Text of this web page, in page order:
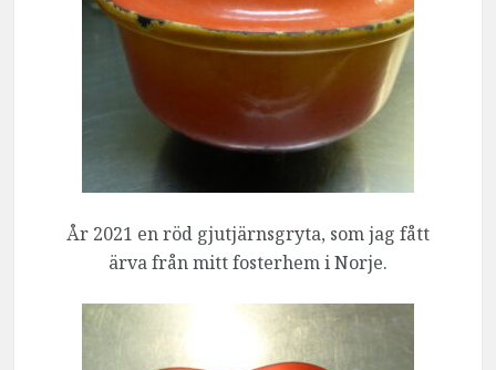
År 2021 en röd gjutjärnsgryta, som jag fått
ärva från mitt fosterhem i Norje.